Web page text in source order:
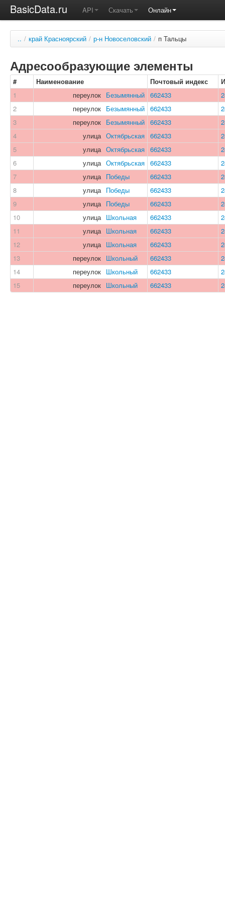
BasicData.ru API Скачать Онлайн
.. / край Красноярский / р-н Новоселовский / п Тальцы
Адресообразующие элементы
# Наименование Почтовый индекс
1
переулок Безымянный 662433
2
переулок Безымянный 662433
3
переулок Безымянный 662433
4
улица Октябрьская 662433
5
улица Октябрьская 662433
6
улица Октябрьская 662433
7
улица Победы 662433
8
улица Победы 662433
9
улица Победы 662433
10
улица Школьная 662433
11
улица Школьная 662433
12
улица Школьная 662433
13
переулок Школьный 662433
14
переулок Школьный 662433
15
переулок Школьный 662433